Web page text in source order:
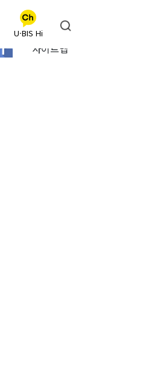
U·BIS Hi
사이트맵